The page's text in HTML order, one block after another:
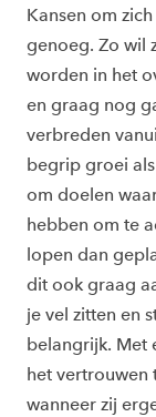
Kansen om
genoeg. Zo wil
worden in het
en graag nog
verbreden
begrip groei
om doelen
hebben om te
lopen dan
dit ook graag
je vel zitten en
belangrijk. Met
het vertrouwen
wanneer zij